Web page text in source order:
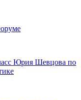
Юрия Шевцова по